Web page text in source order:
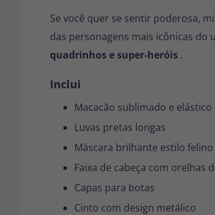
Se você quer se sentir poderosa,
das personagens mais icônicas do
quadrinhos e super-heróis .
Inclui
Macacão sublimado e
Luvas pretas longas
Máscara brilhante estilo felino
Faixa de cabeça com orelhas
Capas para botas
Cinto com design metálico